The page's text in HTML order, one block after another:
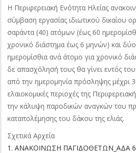
Η Περιφερειακή Ενότητα Ηλείας
σύμβαση εργασίας ιδιωτικού δικαίου
σαράντα (40) ατόμων (έως 60
χρονικό διάστημα έως 6 μηνών) και
ημερομίσθια ανά άτομο για χρονικό
δε απασχόλησή τους θα γίνει εντός
από την ημερομηνία πρόσληψης μέχρι
ελαιοκομικές περιοχές της
την κάλυψη παροδικών αναγκών του
καταπολέμησης του δάκου της ελιάς.
Σχετικά Αρχεία
1. ΑΝΑΚΟΙΝΩΣΗ ΠΑΓΙΔΟΘΕΤΩΝ_ΑΔΑ